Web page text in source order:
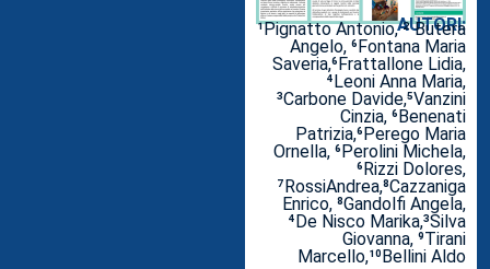
AUTORI:
¹Pignatto Antonio, ² Butera
Angelo, ⁶Fontana Maria
Saveria,⁶Frattallone Lidia,
⁴Leoni Anna Maria,
³Carbone Davide,⁵Vanzini
Cinzia, ⁶Benenati
Patrizia,⁶Perego Maria
Ornella, ⁶Perolini Michela,
⁶Rizzi Dolores,
⁷RossiAndrea,⁸Cazzaniga
Enrico, ⁸Gandolfi Angela,
⁴De Nisco Marika,³Silva
Giovanna, ⁹Tirani
Marcello,¹⁰Bellini Aldo